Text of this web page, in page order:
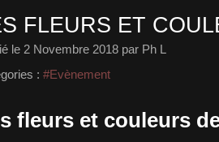
FLEURS ET
le 2 Novembre 2018 par Ph L
: #Evènement
fleurs et couleurs